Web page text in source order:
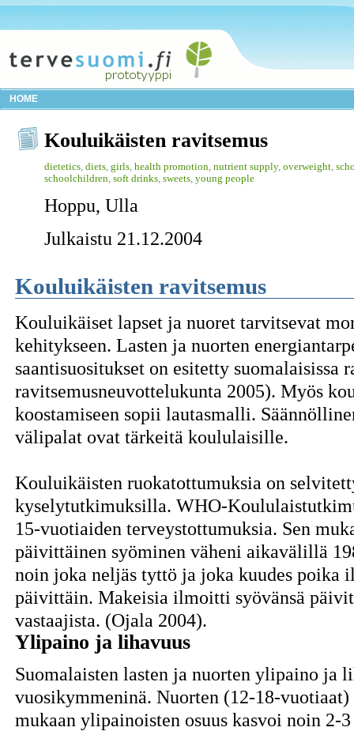
HOME
Kouluikäisten ravitsemus
dietetics diets girls health promotion nutrient supply, overweight
schoolchildren soft drinks sweets young people
Hoppu, Ulla
Julkaistu 21.12.2004
Kouluikäisten ravitsemus
Kouluikäiset lapset ja nuoret tarvitsevat
kehitykseen. Lasten ja nuorten
saantisuositukset on esitetty suomalaisissa
ravitsemusneuvottelukunta 2005). Myös
koostamiseen sopii lautasmalli.
välipalat ovat tärkeitä koululaisille.
Kouluikäisten ruokatottumuksia on
kyselytutkimuksilla. WHO-
15-vuotiaiden terveystottumuksia. Sen
päivittäinen syöminen väheni aikavälillä
noin joka neljäs tyttö ja joka kuudes poika
päivittäin. Makeisia ilmoitti syövänsä
vastaajista. (Ojala 2004).
Ylipaino ja lihavuus
Suomalaisten lasten ja nuorten ylipaino ja
vuosikymmeninä. Nuorten (12-18-
mukaan ylipainoisten osuus kasvoi noin 2-